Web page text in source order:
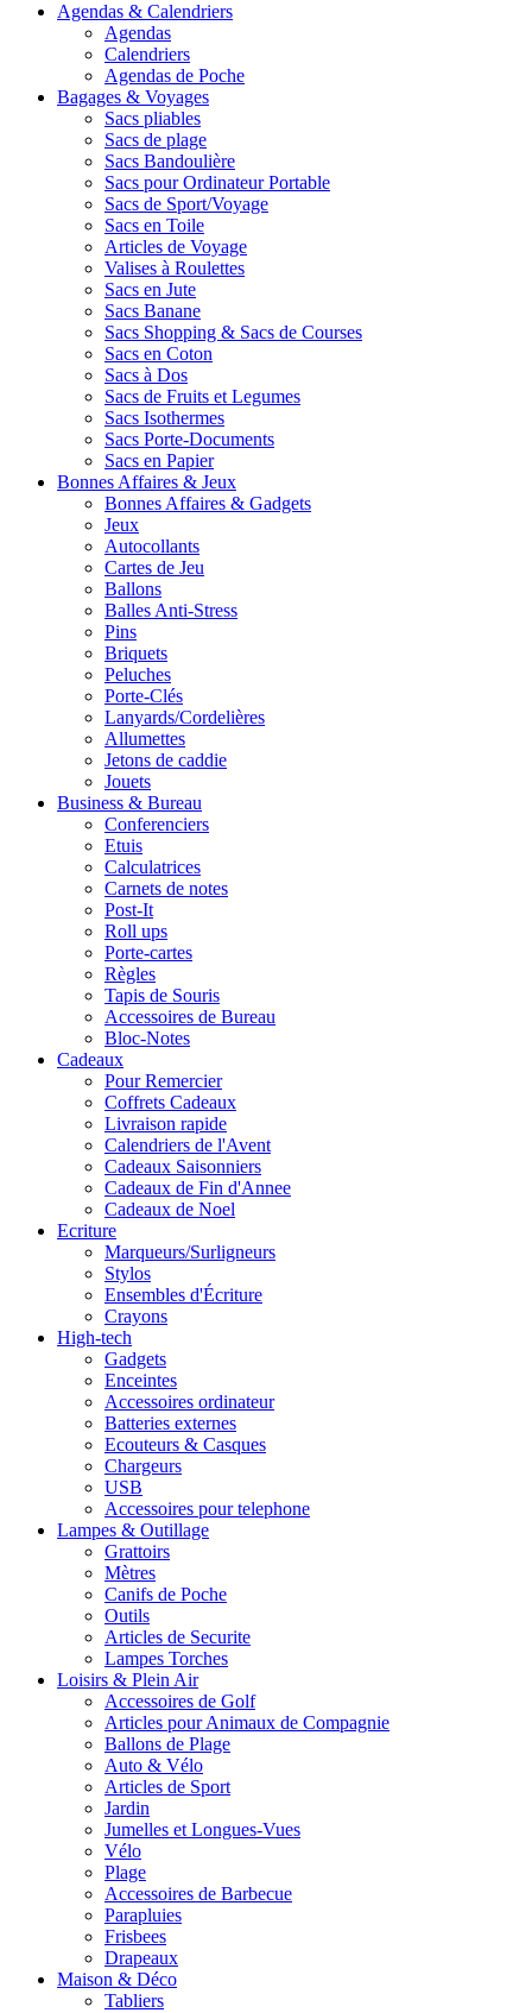
Agendas & Calendriers
Agendas
Calendriers
Agendas de Poche
Bagages & Voyages
Sacs pliables
Sacs de plage
Sacs Bandoulière
Sacs pour Ordinateur Portable
Sacs de Sport/Voyage
Sacs en Toile
Articles de Voyage
Valises à Roulettes
Sacs en Jute
Sacs Banane
Sacs Shopping & Sacs de Courses
Sacs en Coton
Sacs à Dos
Sacs de Fruits et Legumes
Sacs Isothermes
Sacs Porte-Documents
Sacs en Papier
Bonnes Affaires & Jeux
Bonnes Affaires & Gadgets
Jeux
Autocollants
Cartes de Jeu
Ballons
Balles Anti-Stress
Pins
Briquets
Peluches
Porte-Clés
Lanyards/Cordelières
Allumettes
Jetons de caddie
Jouets
Business & Bureau
Conferenciers
Etuis
Calculatrices
Carnets de notes
Post-It
Roll ups
Porte-cartes
Règles
Tapis de Souris
Accessoires de Bureau
Bloc-Notes
Cadeaux
Pour Remercier
Coffrets Cadeaux
Livraison rapide
Calendriers de l'Avent
Cadeaux Saisonniers
Cadeaux de Fin d'Annee
Cadeaux de Noel
Ecriture
Marqueurs/Surligneurs
Stylos
Ensembles d'Écriture
Crayons
High-tech
Gadgets
Enceintes
Accessoires ordinateur
Batteries externes
Ecouteurs & Casques
Chargeurs
USB
Accessoires pour telephone
Lampes & Outillage
Grattoirs
Mètres
Canifs de Poche
Outils
Articles de Securite
Lampes Torches
Loisirs & Plein Air
Accessoires de Golf
Articles pour Animaux de Compagnie
Ballons de Plage
Auto & Vélo
Articles de Sport
Jardin
Jumelles et Longues-Vues
Vélo
Plage
Accessoires de Barbecue
Parapluies
Frisbees
Drapeaux
Maison & Déco
Tabliers